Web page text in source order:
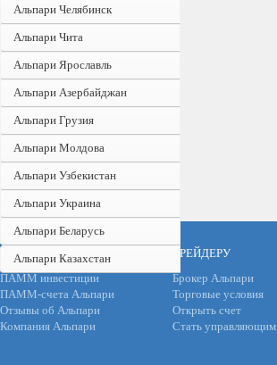
Альпари Челябинск
Альпари Чита
Альпари Ярославль
Альпари Азербайджан
Альпари Грузия
Альпари Молдова
Альпари Узбекистан
Альпари Украина
Альпари Беларусь
Альпари Казахстан
ИНВЕСТОРУ
ПАММ инвестиции
ПАММ-счета Альпари
Отзывы об Альпари
Компания Альпари
ТРЕЙДЕРУ
Брокер Альпари
Торговые условия
Открыть счет
Стать управляющим